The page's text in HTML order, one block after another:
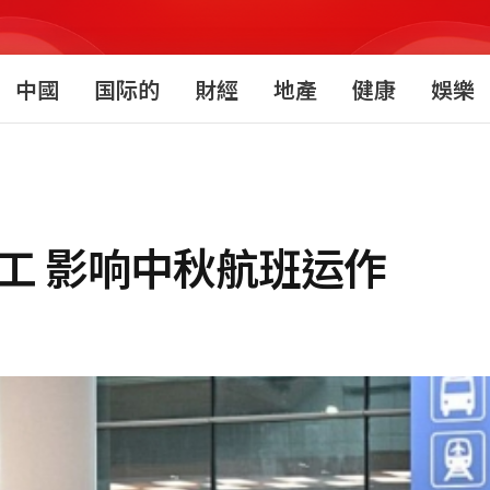
中國 国际的 財經 地產 健康 娛樂
影响中秋航班运作